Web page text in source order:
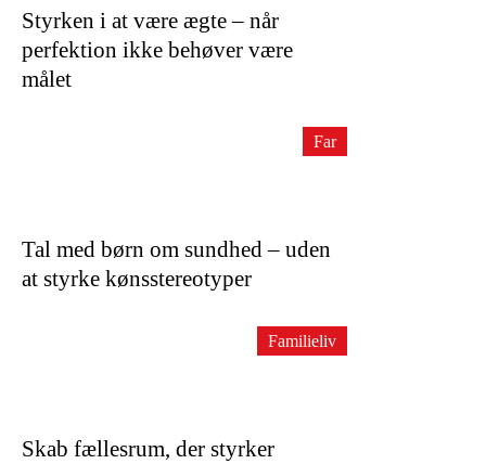
Styrken i at være ægte – når
perfektion ikke behøver være
målet
Tal med børn om sundhed – uden
at styrke kønsstereotyper
Far
Skab fællesrum, der styrker
Familieliv